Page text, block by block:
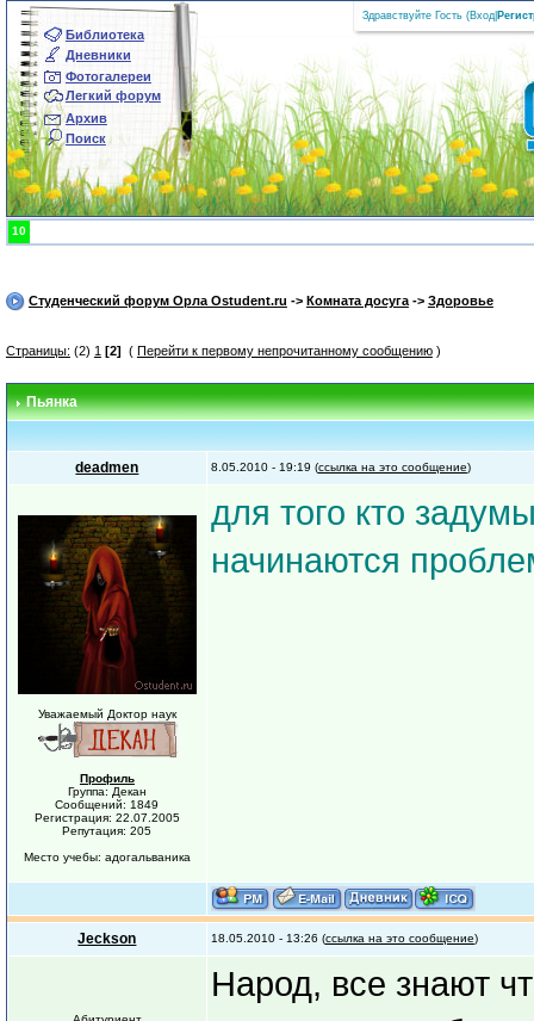
Библиотека
Дневники
Фотогалереи
Легкий форум
Архив
Поиск
Здравствуйте Гость (Вход
10
Студенческий форум Орла Ostudent.ru -> Комната досуга-> Здоровье
Страницы: (2) 1 [2] ( Перейти к первому непрочитанному сообщению)
Пьянка
deadmen 8.05.2010 - 19:19 (ссылка на это сообщение)
Уважаемый Доктор наук
Профиль
Группа: Декан
Сообщений: 1849
Регистрация: 22.07.2005
Репутация: 205
Место учебы: адогальваника
для того кто
начинаются
Jeckson 18.05.2010 - 13:26 (ссылка на это сообщение)
Народ, все знают